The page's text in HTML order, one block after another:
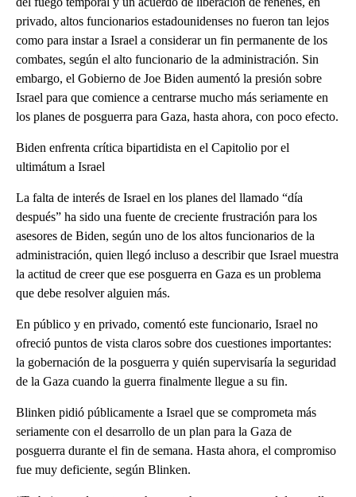
privado, altos funcionarios estadounidenses no fueron tan lejos
como para instar a Israel a considerar un fin permanente de los
combates, según el alto funcionario de la administración. Sin
embargo, el Gobierno de Joe Biden aumentó la presión sobre
Israel para que comience a centrarse mucho más seriamente en
los planes de posguerra para Gaza, hasta ahora, con poco efecto.
Biden enfrenta crítica bipartidista en el Capitolio por el
ultimátum a Israel
La falta de interés de Israel en los planes del llamado “día
después” ha sido una fuente de creciente frustración para los
asesores de Biden, según uno de los altos funcionarios de la
administración, quien llegó incluso a describir que Israel muestra
la actitud de creer que ese posguerra en Gaza es un problema
que debe resolver alguien más.
En público y en privado, comentó este funcionario, Israel no
ofreció puntos de vista claros sobre dos cuestiones importantes:
la gobernación de la posguerra y quién supervisaría la seguridad
de la Gaza cuando la guerra finalmente llegue a su fin.
Blinken pidió públicamente a Israel que se comprometa más
seriamente con el desarrollo de un plan para la Gaza de
posguerra durante el fin de semana. Hasta ahora, el compromiso
fue muy deficiente, según Blinken.